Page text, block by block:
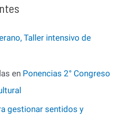
Taller intensivo de
en Ponencias 2° Congreso
gestionar sentidos y